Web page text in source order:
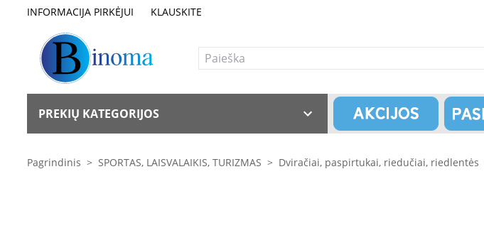
INFORMACIJA PIRKĖJUI KLAUSKITE
PREKIŲ KATEGORIJOS
Pagrindinis > SPORTAS, LAISVALAIKIS, TURIZMAS > Dviračiai, paspirtukai, riedučiai, riedlentės